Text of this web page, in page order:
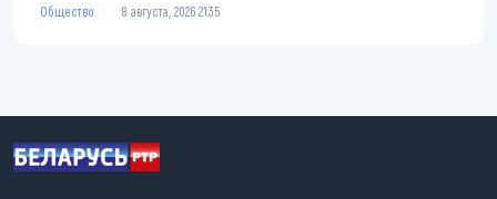
Общество 8 августа, 2026 21:35